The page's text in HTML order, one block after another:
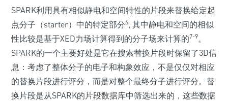
SPARK利用具有相似静电和空间特性的片段来替换给定起
点分子（starter）中的特定部分6, 其中静电和空间的相似
性比较是基于XED力场计算得到的分子场来计算的7-9。
SPARK的一个主要好处是它在搜索替换片段时保留了3D信
息：考虑了整体分子的电子和构象效应，不是仅仅对相应
的替换片段进行评分，而是对整个最终分子进行评分。替
换片段是从SPARK的 片段数据库中筛选出来的，这些数据